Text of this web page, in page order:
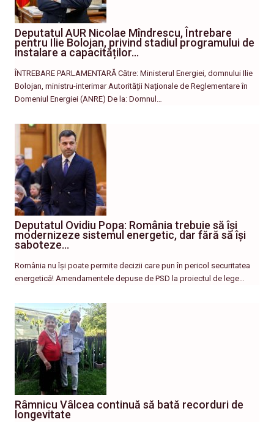
Deputatul AUR Nicolae Mîndrescu, Întrebare
pentru Ilie Bolojan, privind stadiul programului de
instalare a capacităților…
ÎNTREBARE PARLAMENTARĂ Către: Ministerul Energiei, domnului Ilie
Bolojan, ministru-interimar Autorității Naționale de Reglementare în
Domeniul Energiei (ANRE) De la: Domnul…
Deputatul Ovidiu Popa: România trebuie să își
modernizeze sistemul energetic, dar fără să își
saboteze…
România nu își poate permite decizii care pun în pericol securitatea
energetică! Amendamentele depuse de PSD la proiectul de lege…
Râmnicu Vâlcea continuă să bată recorduri de
longevitate